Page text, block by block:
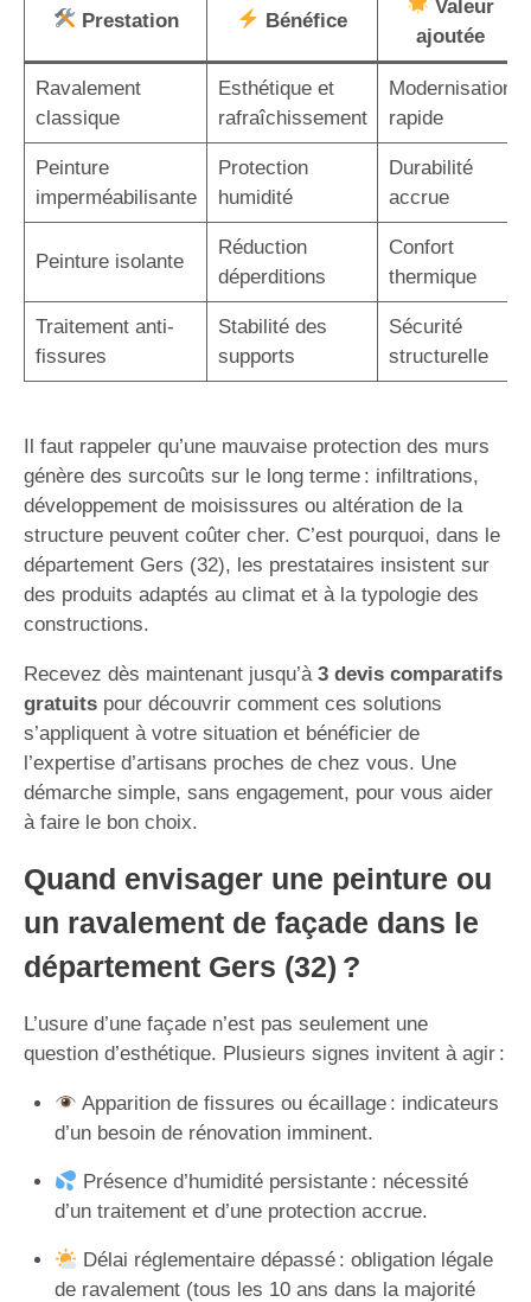
Prestation Bénéfice
Valeur
ajoutée
Ravalement
classique
Esthétique et
rafraîchissement
Modernisation
rapide
Peinture
imperméabilisante
Protection
humidité
Durabilité
accrue
Peinture isolante
Réduction
déperditions
Confort
thermique
Traitement anti-
fissures
Stabilité des
supports
Sécurité
structurelle
Il faut rappeler qu’une mauvaise protection des murs
génère des surcoûts sur le long terme : infiltrations,
développement de moisissures ou altération de la
structure peuvent coûter cher. C’est pourquoi, dans le
département Gers (32), les prestataires insistent sur
des produits adaptés au climat et à la typologie des
constructions.
Recevez dès maintenant jusqu’à 3 devis comparatifs
gratuits pour découvrir comment ces solutions
s’appliquent à votre situation et bénéficier de
l’expertise d’artisans proches de chez vous. Une
démarche simple, sans engagement, pour vous aider
à faire le bon choix.
Quand envisager une peinture ou
un ravalement de façade dans le
département Gers (32) ?
L’usure d’une façade n’est pas seulement une
question d’esthétique. Plusieurs signes invitent à agir :
Apparition de fissures ou écaillage : indicateurs
d’un besoin de rénovation imminent.
Présence d’humidité persistante : nécessité
d’un traitement et d’une protection accrue.
Délai réglementaire dépassé : obligation légale
de ravalement (tous les 10 ans dans la majorité